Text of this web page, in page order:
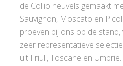
de Collio heuvels gemaakt
Sauvignon, Moscato en
proeven bij ons op de
zeer representatieve
uit Friuli, Toscane en Umbrië.